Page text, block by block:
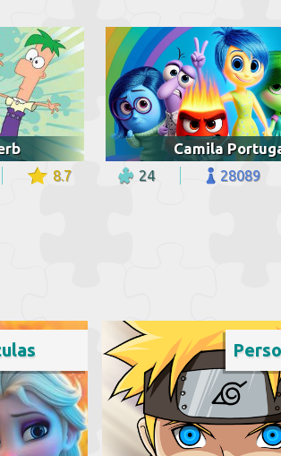
8.7
Camila
24 28089